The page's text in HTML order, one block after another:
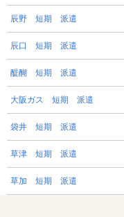
辰野 短期 派遣
辰口 短期 派遣
醍醐 短期 派遣
大阪ガス 短期 派遣
袋井 短期 派遣
草津 短期 派遣
草加 短期 派遣